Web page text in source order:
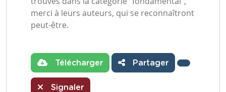
merci à leurs auteurs, qui se reconnaîtront
peut-être.
Télécharger Partager
Signaler